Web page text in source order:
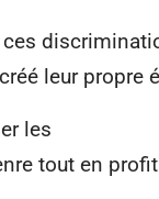
leur propre
les
tout en